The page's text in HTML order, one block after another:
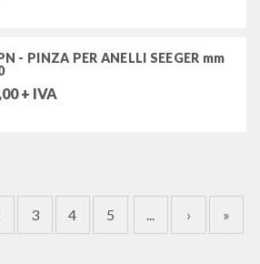
- PINZA PER ANELLI SEEGER mm
+ IVA
3 4 5 ... › »